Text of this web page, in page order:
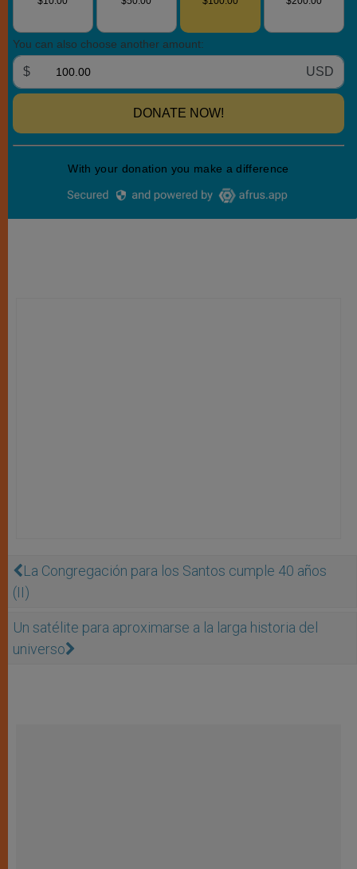
La Congregación para los Santos cumple 40 años
(II)
Un satélite para aproximarse a la larga historia del
universo